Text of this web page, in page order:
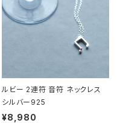
ルビー 2連符 音符 ネックレス
シルバー925
¥8,980